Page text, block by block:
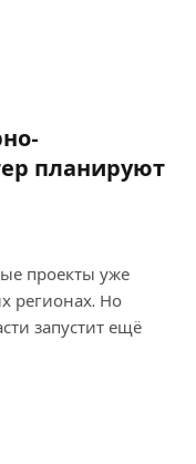
планируют
проекты уже
регионах. Но
запустит ещё